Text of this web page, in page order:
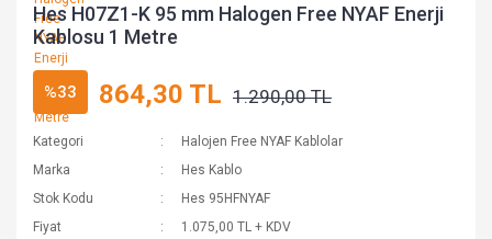
Hes H07Z1-K 95 mm Halogen Free NYAF Enerji
Kablosu 1 Metre
%33 864,30 TL 1.290,00 TL
Kategori
Halojen Free NYAF Kablolar
Marka
Hes Kablo
Stok Kodu
Hes 95HFNYAF
Fiyat
1.075,00 TL + KDV